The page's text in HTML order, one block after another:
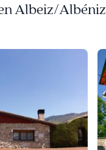
Albeiz/Albéniz